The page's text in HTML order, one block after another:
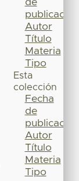
de
publicación
Autor
Título
Materia
Tipo
Esta
colección
Fecha
de
publicación
Autor
Título
Materia
Tipo